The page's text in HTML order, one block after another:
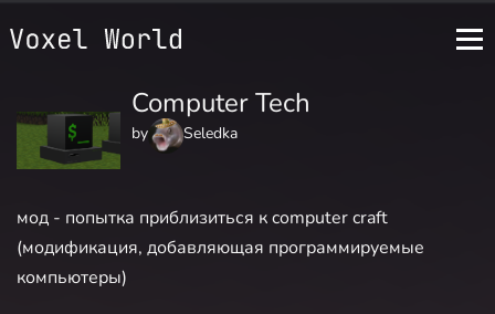
Computer Tech
by Seledka
мод - попытка приблизиться к computer craft
(модификация, добавляющая программируемые
компьютеры)